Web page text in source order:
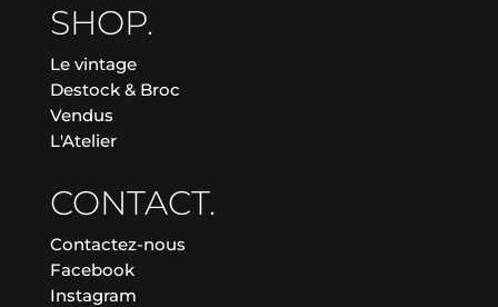
SHOP.
Le vintage
Destock & Broc
Vendus
L'Atelier
CONTACT.
Contactez-nous
Facebook
Instagram